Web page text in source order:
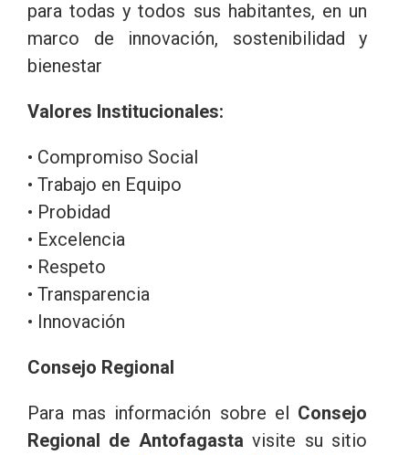
para todas y todos sus habitantes, en un
marco de innovación, sostenibilidad y
bienestar
Valores Institucionales:
• Compromiso Social
• Trabajo en Equipo
• Probidad
• Excelencia
• Respeto
• Transparencia
• Innovación
Consejo Regional
Para mas información sobre el Consejo
Regional de Antofagasta visite su sitio